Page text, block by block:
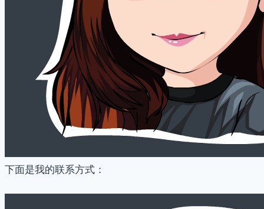
下面是我的联系方式：